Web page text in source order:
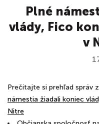
Plné
vlády, Fico
v
Prečítajte si prehľad správ
námestia žiadali koniec
Nitre